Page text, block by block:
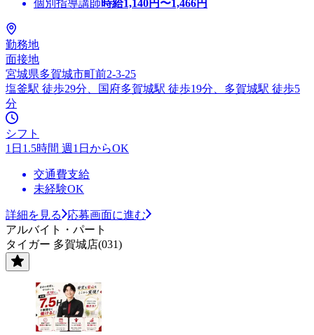
個別指導講師時給1,140円〜1,466円
勤務地
面接地
宮城県多賀城市町前2-3-25
塩釜駅 徒歩29分、国府多賀城駅 徒歩19分、多賀城駅 徒歩5
分
シフト
1日1.5時間 週1日からOK
交通費支給
未経験OK
詳細を見る
応募画面に進む
アルバイト・パート
タイガー 多賀城店(031)